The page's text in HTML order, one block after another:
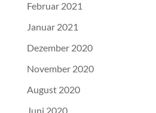
Februar 2021
Januar 2021
Dezember 2020
November 2020
August 2020
Juni 2020